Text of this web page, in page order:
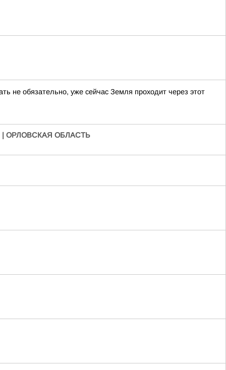
не обязательно, уже сейчас Земля проходит через этот
ОРЛОВСКАЯ ОБЛАСТЬ